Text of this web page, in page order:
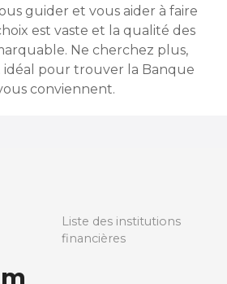
guider et vous aider à faire
est vaste et la qualité des
Ne cherchez plus,
idéal pour trouver la Banque
conviennent.
Liste des institutions
financières